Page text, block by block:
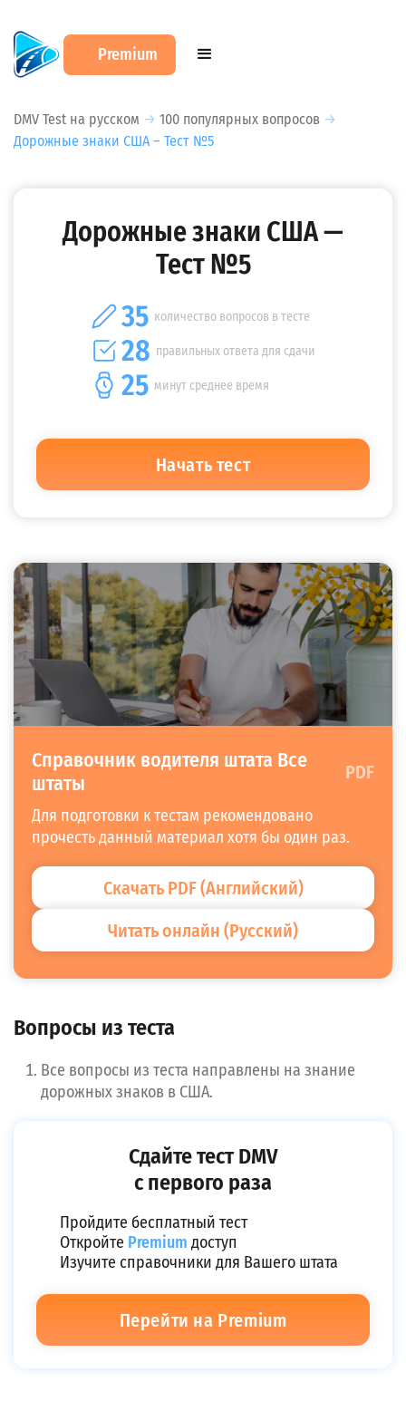
Premium
DMV Test на русском → 100 популярных вопросов →
Дорожные знаки США – Тест №5
Дорожные знаки США —
Тест №5
35 количество вопросов в тесте
28 правильных ответа для сдачи
25 минут среднее время
Начать тест
Начать заново
Номер вопроса
Сдайте тест DMV с первого раза
ОткройтеPremiumдоступ
Изучите справочники для Вашего штата
Справочник водителя штата Все
штаты
PDF
Для подготовки к тестам рекомендовано
прочесть данный материал хотя бы один раз.
Скачать PDF (Английский)
Читать онлайн (Русский)
Вопросы из теста
Все вопросы из теста направлены на знание
дорожных знаков в США.
Сдайте тест DMV
с первого раза
Пройдите бесплатный тест
Откройте Premium доступ
Изучите справочники для Вашего штата
Перейти на Premium